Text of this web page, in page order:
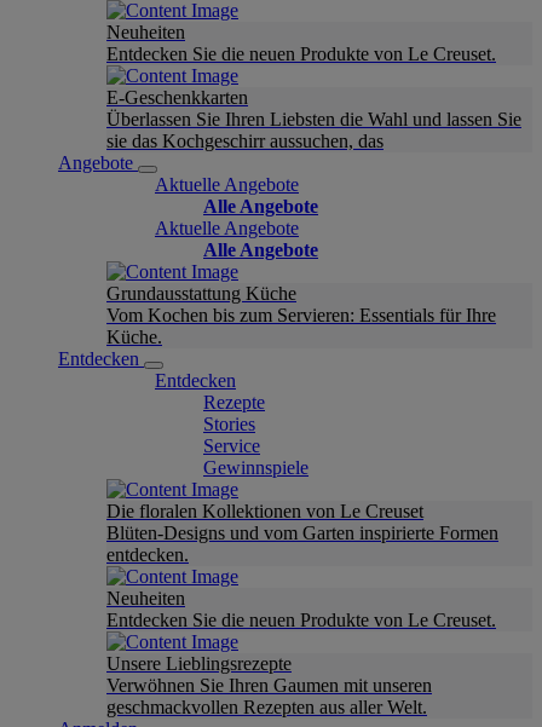
Neuheiten
Entdecken Sie die neuen Produkte von Le Creuset.
E-Geschenkkarten
Überlassen Sie Ihren Liebsten die Wahl und lassen Sie
sie das Kochgeschirr aussuchen, das
Angebote
Aktuelle Angebote
Alle Angebote
Aktuelle Angebote
Alle Angebote
Grundausstattung Küche
Vom Kochen bis zum Servieren: Essentials für Ihre
Küche.
Entdecken
Entdecken
Rezepte
Stories
Service
Gewinnspiele
Die floralen Kollektionen von Le Creuset
Blüten-Designs und vom Garten inspirierte Formen
entdecken.
Neuheiten
Entdecken Sie die neuen Produkte von Le Creuset.
Unsere Lieblingsrezepte
Verwöhnen Sie Ihren Gaumen mit unseren
geschmackvollen Rezepten aus aller Welt.